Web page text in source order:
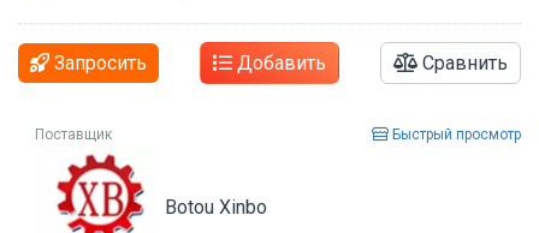
Запросить Добавить Сравнить
Поставщик Быстрый просмотр
Botou Xinbo